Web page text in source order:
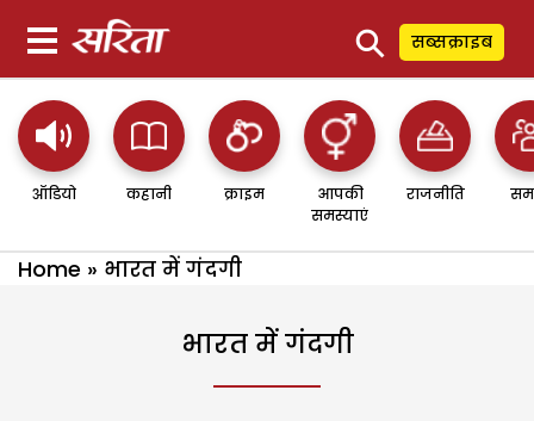
⚲ सब्सक्राइब
ऑडियो कहानी क्राइम
आपकी
समस्याएं
राजनीति
Home » भारत में गंदगी
भारत में गंदगी